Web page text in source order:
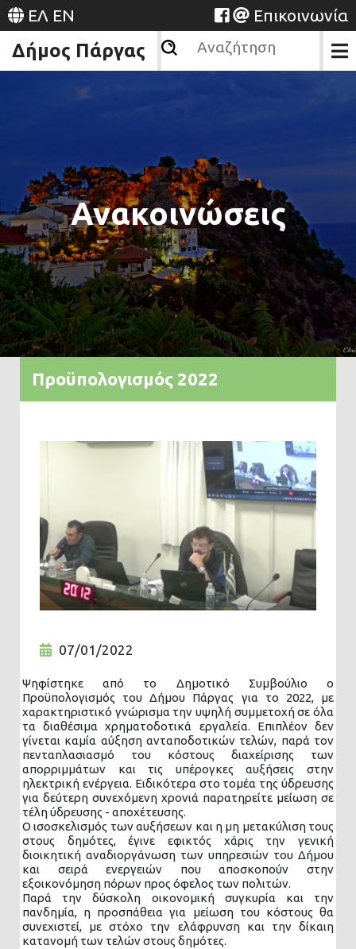
ΕΛ EN Επικοινωνία
Δήμος Πάργας
Ανακοινώσεις
Προϋπολογισμός 2022
07/01/2022
Ψηφίστηκε από το Δημοτικό Συμβούλιο ο
Προϋπολογισμός του Δήμου Πάργας για το 2022, με
χαρακτηριστικό γνώρισμα την υψηλή συμμετοχή σε όλα
τα διαθέσιμα χρηματοδοτικά εργαλεία. Επιπλέον δεν
γίνεται καμία αύξηση ανταποδοτικών τελών, παρά τον
πενταπλασιασμό του κόστους διαχείρισης των
απορριμμάτων και τις υπέρογκες αυξήσεις στην
ηλεκτρική ενέργεια. Ειδικότερα στο τομέα της ύδρευσης
για δεύτερη συνεχόμενη χρονιά παρατηρείτε μείωση σε
τέλη ύδρευσης - αποχέτευσης.
Ο ισοσκελισμός των αυξήσεων και η μη μετακύλιση τους
στους δημότες, έγινε εφικτός χάρις την γενική
διοικητική αναδιοργάνωση των υπηρεσιών του Δήμου
και σειρά ενεργειών που αποσκοπούν στην
εξοικονόμηση πόρων προς όφελος των πολιτών.
Παρά την δύσκολη οικονομική συγκυρία και την
πανδημία, η προσπάθεια για μείωση του κόστους θα
συνεχιστεί, με στόχο την ελάφρυνση και την δίκαιη
κατανομή των τελών στους δημότες.